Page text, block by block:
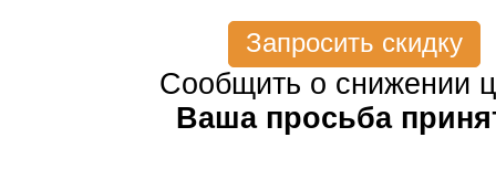
Запросить скидку
Сообщить о снижении
Ваша просьба